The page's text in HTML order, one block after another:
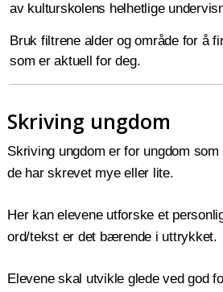
av kulturskolens helhetlige
Bruk filtrene alder og område for å
som er aktuell for deg.
Skriving ungdom
Skriving ungdom er for ungdom
de har skrevet mye eller lite.
Her kan elevene utforske et
ord/tekst er det bærende i uttrykket.
Elevene skal utvikle glede ved god